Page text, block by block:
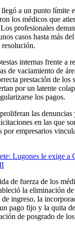
a un punto límite
los médicos que
profesionales
casos hasta más
resolución.
internas frente a
de vaciamiento de
prestación de los
por un latente
los pagos.
las denuncias
en las que
por empresarios
Lugones le exige a
de fuerza de los
la eliminación
ingreso, la
pago fijo y la quita
de posgrado de